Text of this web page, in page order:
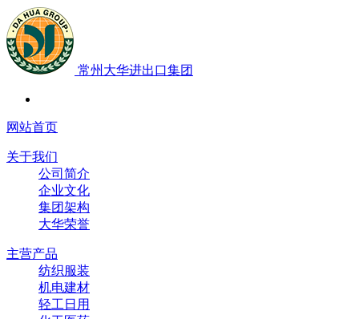
常州大华进出口集团
网站首页
关于我们
公司简介
企业文化
集团架构
大华荣誉
主营产品
纺织服装
机电建材
轻工日用